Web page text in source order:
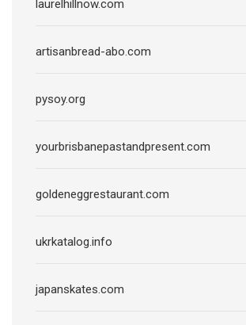
laurelhillnow.com
artisanbread-abo.com
pysoy.org
yourbrisbanepastandpresent.com
goldeneggrestaurant.com
ukrkatalog.info
japanskates.com